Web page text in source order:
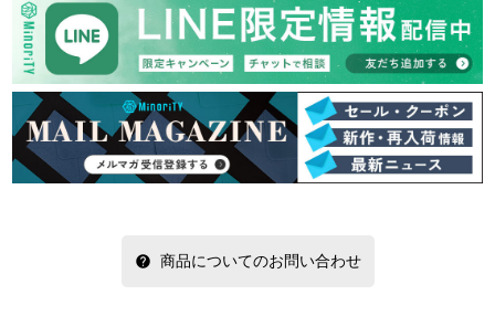
商品についてのお問い合わせ